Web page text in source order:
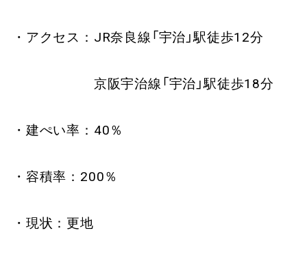
・アクセス：JR奈良線「宇治」駅徒歩12分
京阪宇治線「宇治」駅徒歩18分
・建ぺい率：40％
・容積率：200％
・現状：更地